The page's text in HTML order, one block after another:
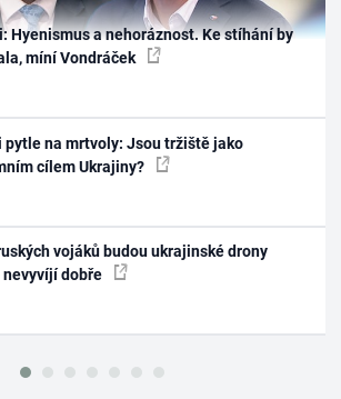
Hyenismus a nehoráznost. Ke stíhání by
míní Vondráček
pytle na mrtvoly: Jsou tržiště jako
cílem Ukrajiny?
vojáků budou ukrajinské drony
dobře